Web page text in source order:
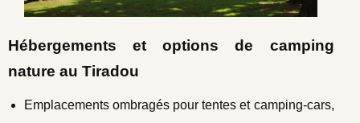
Hébergements et options de camping
nature au Tiradou
Emplacements ombragés pour tentes et camping-cars,